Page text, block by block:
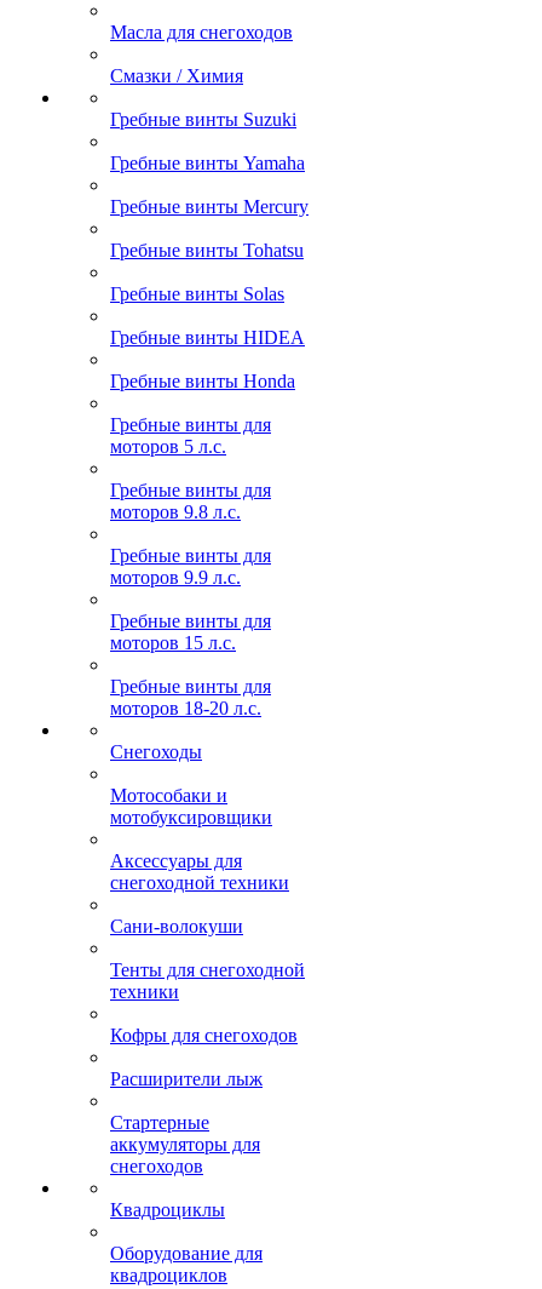
Масла для снегоходов
Смазки / Химия
Гребные винты Suzuki
Гребные винты Yamaha
Гребные винты Mercury
Гребные винты Tohatsu
Гребные винты Solas
Гребные винты HIDEA
Гребные винты Honda
Гребные винты для
моторов 5 л.с.
Гребные винты для
моторов 9.8 л.с.
Гребные винты для
моторов 9.9 л.с.
Гребные винты для
моторов 15 л.с.
Гребные винты для
моторов 18-20 л.с.
Снегоходы
Мотособаки и
мотобуксировщики
Аксессуары для
снегоходной техники
Сани-волокуши
Тенты для снегоходной
техники
Кофры для снегоходов
Расширители лыж
Стартерные
аккумуляторы для
снегоходов
Квадроциклы
Оборудование для
квадроциклов